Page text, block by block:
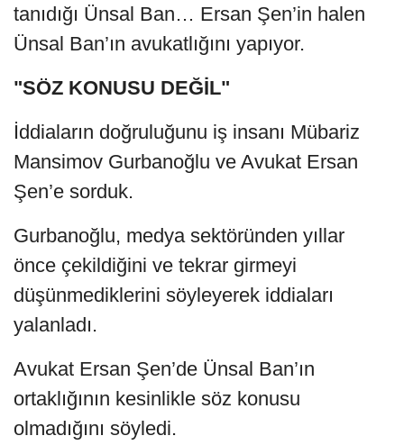
tanıdığı Ünsal Ban… Ersan Şen’in halen
Ünsal Ban’ın avukatlığını yapıyor.
"SÖZ KONUSU DEĞİL"
İddiaların doğruluğunu iş insanı Mübariz
Mansimov Gurbanoğlu ve Avukat Ersan
Şen’e sorduk.
Gurbanoğlu, medya sektöründen yıllar
önce çekildiğini ve tekrar girmeyi
düşünmediklerini söyleyerek iddiaları
yalanladı.
Avukat Ersan Şen’de Ünsal Ban’ın
ortaklığının kesinlikle söz konusu
olmadığını söyledi.